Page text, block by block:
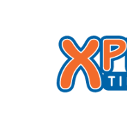
contenido